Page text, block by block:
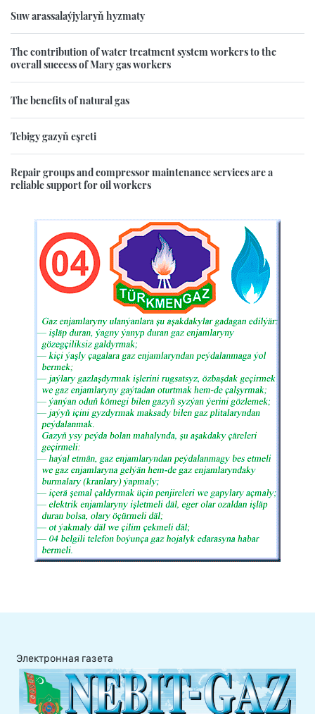
Suw arassalaýjylaryň hyzmaty
The contribution of water treatment system workers to the
overall success of Mary gas workers
The benefits of natural gas
Tebigy gazyň eşreti
Repair groups and compressor maintenance services are a
reliable support for oil workers
Электронная газета